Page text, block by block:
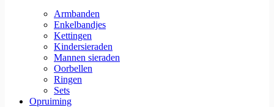
Armbanden
Enkelbandjes
Kettingen
Kindersieraden
Mannen sieraden
Oorbellen
Ringen
Sets
Opruiming